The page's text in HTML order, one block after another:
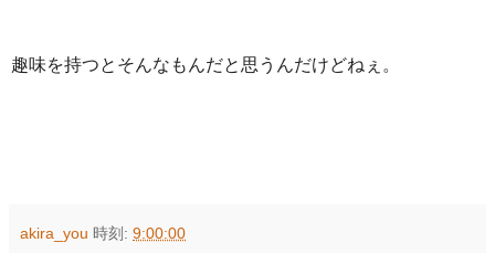
趣味を持つとそんなもんだと思うんだけどねぇ。
akira_you 時刻: 9:00:00